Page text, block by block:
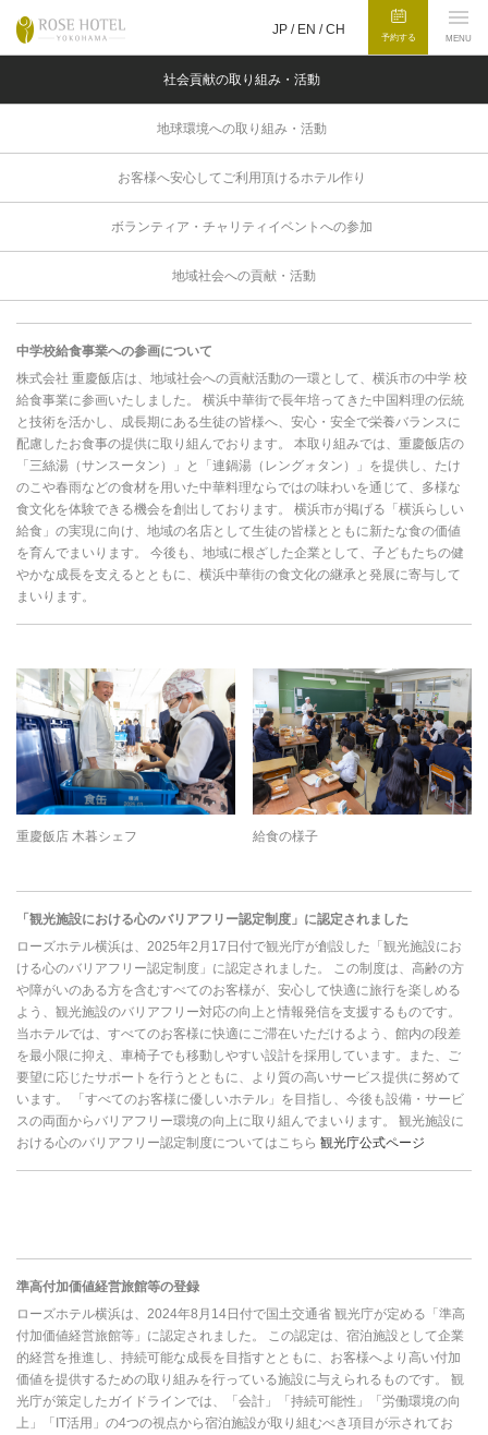
JP / EN /CH
予約する MENU
社会貢献の取り組み・活動
地球環境への取り組み・活動
お客様へ安心してご利用頂けるホテル作り
ボランティア・チャリティイベントへの参加
地域社会への貢献・活動
中学校給食事業への参画について
株式会社 重慶飯店は、地域社会への貢献活動の一環として、横浜市の中学 校
給食事業に参画いたしました。 横浜中華街で長年培ってきた中国料理の伝統
と技術を活かし、成長期にある生徒の皆様へ、安心・安全で栄養バランスに
配慮したお食事の提供に取り組んでおります。 本取り組みでは、重慶飯店の
「三絲湯（サンスータン）」と「連鍋湯（レングォタン）」を提供し、たけ
のこや春雨などの食材を用いた中華料理ならではの味わいを通じて、多様な
食文化を体験できる機会を創出しております。 横浜市が掲げる「横浜らしい
給食」の実現に向け、地域の名店として生徒の皆様とともに新たな食の価値
を育んでまいります。 今後も、地域に根ざした企業として、子どもたちの健
やかな成長を支えるとともに、横浜中華街の食文化の継承と発展に寄与して
まいります。
重慶飯店 木暮シェフ 給食の様子
「観光施設における心のバリアフリー認定制度」に認定されました
ローズホテル横浜は、2025年2月17日付で観光庁が創設した「観光施設にお
ける心のバリアフリー認定制度」に認定されました。 この制度は、高齢の方
や障がいのある方を含むすべてのお客様が、安心して快適に旅行を楽しめる
よう、観光施設のバリアフリー対応の向上と情報発信を支援するものです。
当ホテルでは、すべてのお客様に快適にご滞在いただけるよう、館内の段差
を最小限に抑え、車椅子でも移動しやすい設計を採用しています。また、ご
要望に応じたサポートを行うとともに、より質の高いサービス提供に努めて
います。 「すべてのお客様に優しいホテル」を目指し、今後も設備・サービ
スの両面からバリアフリー環境の向上に取り組んでまいります。 観光施設に
おける心のバリアフリー認定制度についてはこちら 観光庁公式ページ
準高付加価値経営旅館等の登録
ローズホテル横浜は、2024年8月14日付で国土交通省 観光庁が定める「準高
付加価値経営旅館等」に認定されました。 この認定は、宿泊施設として企業
的経営を推進し、持続可能な成長を目指すとともに、お客様へより高い付加
価値を提供するための取り組みを行っている施設に与えられるものです。 観
光庁が策定したガイドラインでは、「会計」「持続可能性」「労働環境の向
上」「IT活用」の4つの視点から宿泊施設が取り組むべき項目が示されてお